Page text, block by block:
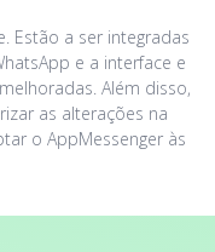
Estão a ser integradas
e a interface e
Além disso,
as alterações na
o AppMessenger às